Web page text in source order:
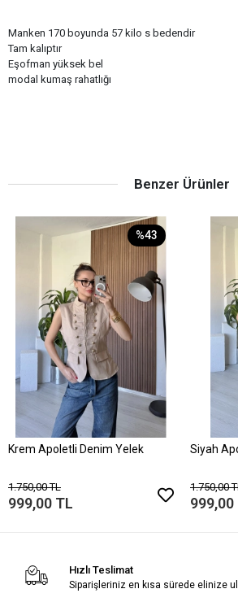
Manken 170 boyunda 57 kilo s bedendir
Tam kalıptır
Eşofman yüksek bel
modal kumaş rahatlığı
Benzer Ürünler
%43
Krem Apoletli Denim Yelek
1.750,00 TL
999,00 TL
Siyah
1.750,00
999,00
Hızlı Teslimat
Siparişleriniz en kısa sürede elinize